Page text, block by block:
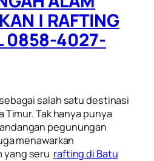
| RAFTING
0858-4027-
salah satu destinasi
Timur. Tak hanya punya
pegunungan
menawarkan
yang seru rafting di Batu